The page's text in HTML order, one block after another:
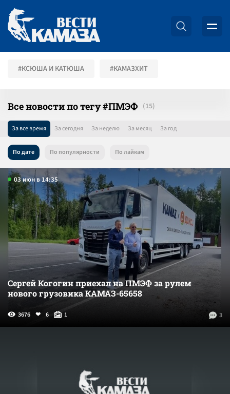
#КСЮША И КАТЮША #КАМАЗХИТ
Все новости по тегу #ПМЭФ
За все время За сегодня За неделю За месяц За год
По дате По популярности По лайкам
03 июн в 14:35
Сергей Когогин приехал на ПМЭФ за рулем
нового грузовика КАМАЗ-65658
3
3676 6 1